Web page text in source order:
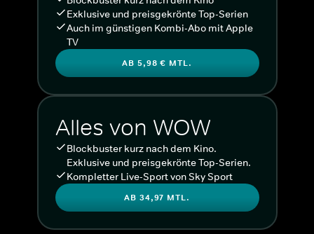
Exklusive und preisgekrönte Top-Serien
Auch im günstigen Kombi-Abo mit Apple
TV
AB 5,98 € MTL.
Alles von WOW
Blockbuster kurz nach dem Kino.
Exklusive und preisgekrönte Top-Serien.
Kompletter Live-Sport von Sky Sport
AB 34,97 MTL.